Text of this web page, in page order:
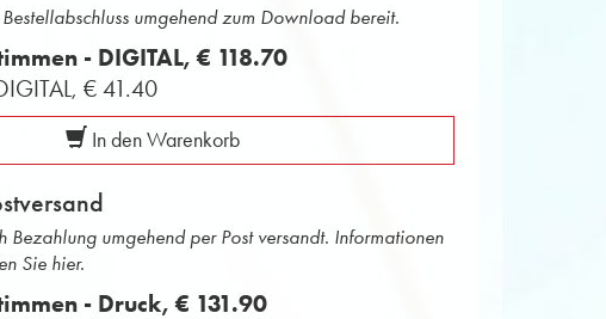
umgehend zum Download bereit.
- DIGITAL,€ 118.70
€ 41.40
In den Warenkorb
Bezahlung umgehend per Post versandt. Informationen
Sie hier.
- Druck,€ 131.90